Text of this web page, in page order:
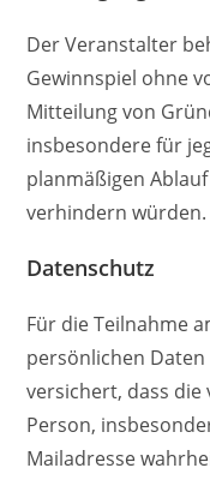
Der Veranstalter
Gewinnspiel ohne
Mitteilung von
insbesondere für
planmäßigen
verhindern würden.
Datenschutz
Für die Teilnahme
persönlichen
versichert, dass
Person,
Mailadresse